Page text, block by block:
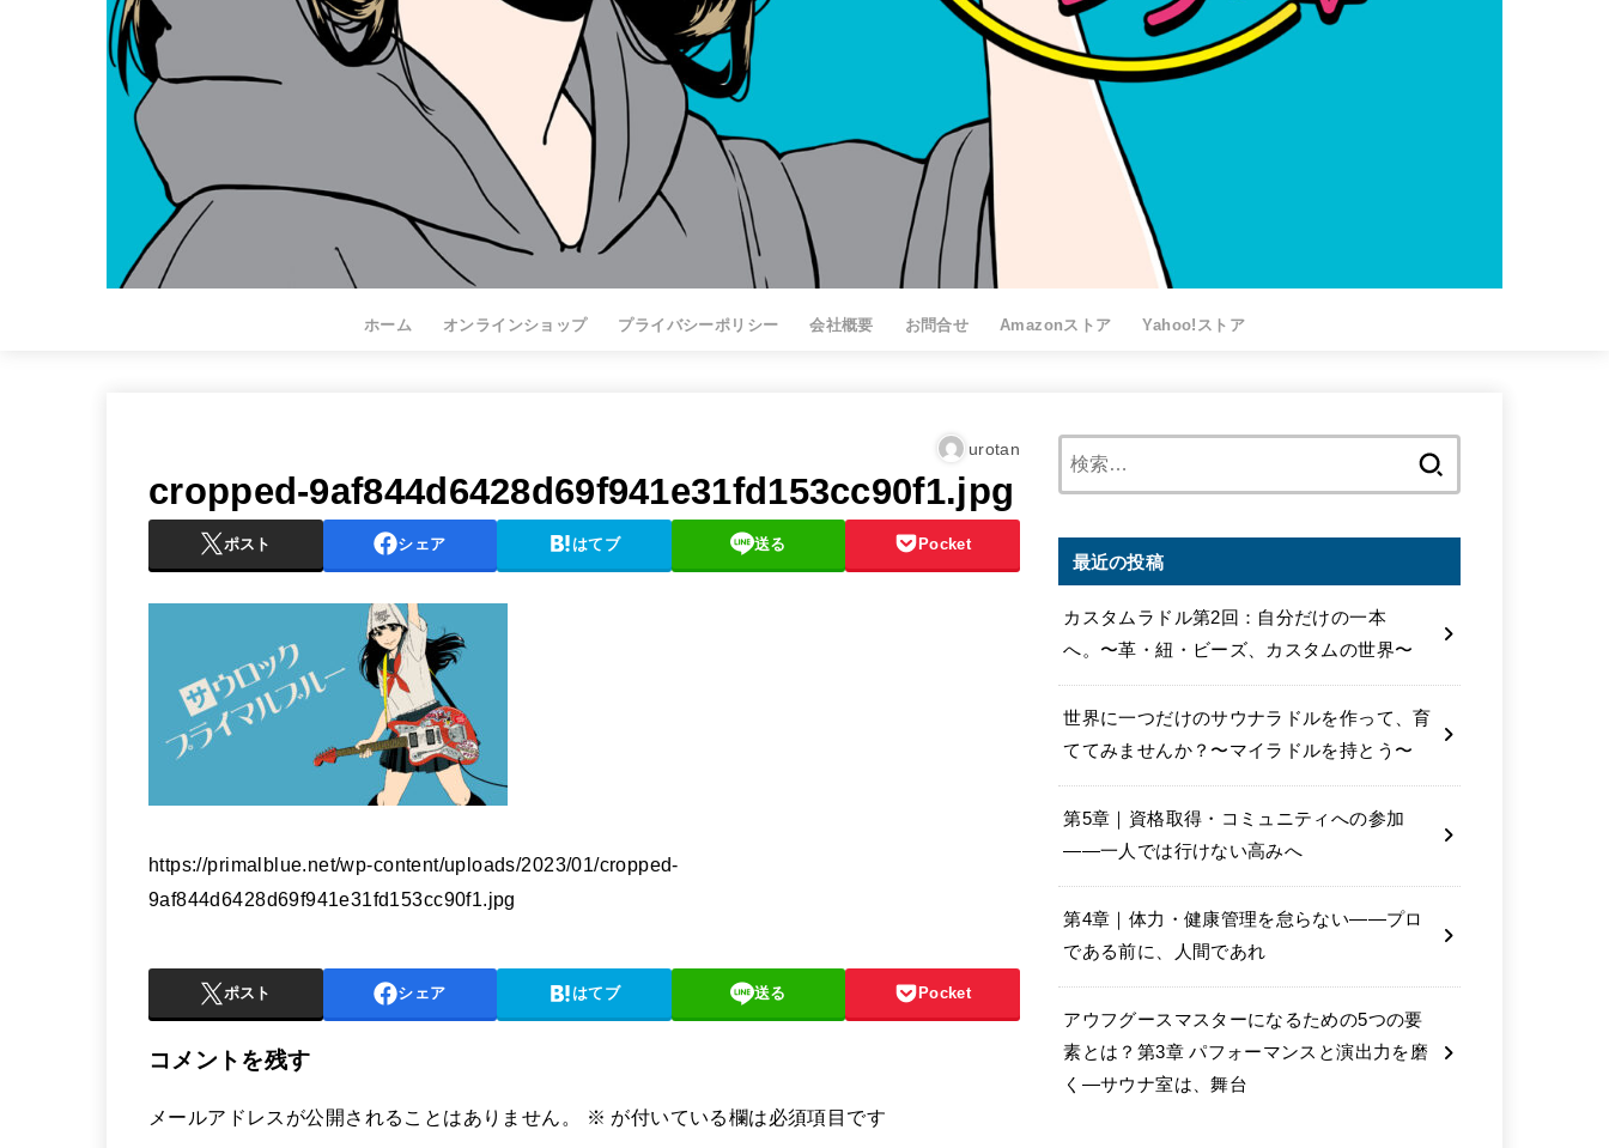
ホーム オンラインショップ プライバシーポリシー 会社概要 お問合せ Amazonストア Yahoo!ストア
urotan
cropped-9af844d6428d69f941e31fd153cc90f1.jpg
ポスト シェア はてブ 送る Pocket
https://primalblue.net/wp-content/uploads/2023/01/cropped-
9af844d6428d69f941e31fd153cc90f1.jpg
ポスト シェア はてブ 送る Pocket
コメントを残す
メールアドレスが公開されることはありません。 ※ が付いている欄は必須項目です
最近の投稿
カスタムラドル第2回：自分だけの一本
へ。〜革・紐・ビーズ、カスタムの世界〜
世界に一つだけのサウナラドルを作って、育
ててみませんか？〜マイラドルを持とう〜
第5章｜資格取得・コミュニティへの参加
――一人では行けない高みへ
第4章｜体力・健康管理を怠らない――プロ
である前に、人間であれ
アウフグースマスターになるための5つの要
素とは？第3章 パフォーマンスと演出力を磨
く―サウナ室は、舞台